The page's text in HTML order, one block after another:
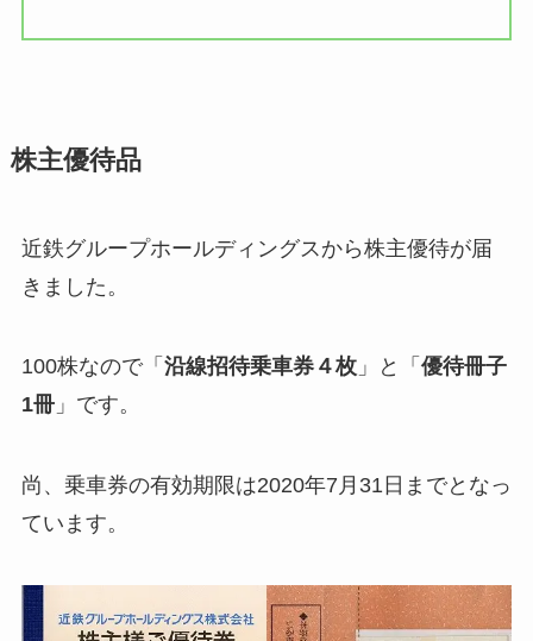
株主優待品
近鉄グループホールディングスから株主優待が届
きました。
100株なので「 沿線招待乗車券４枚」と「 優待冊子
1冊」です。
尚、乗車券の有効期限は2020年7月31日までとなっ
ています。